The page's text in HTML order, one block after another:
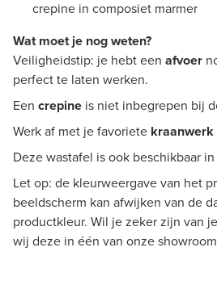
crepine in composiet marmer
Wat moet je nog weten?
Veiligheidstip: je hebt een afvoer
perfect te laten werken.
Een crepine is niet inbegrepen bij
Werk af met je favoriete kraanwerk
Deze wastafel is ook beschikbaar in
Let op: de kleurweergave van het
beeldscherm kan afwijken van de
productkleur. Wil je zeker zijn van
wij deze in één van onze